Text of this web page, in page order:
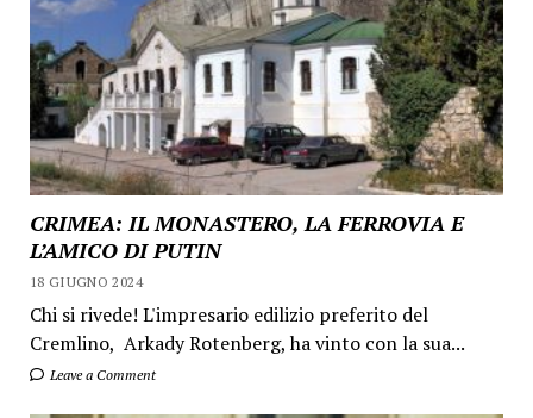
CRIMEA: IL MONASTERO, LA FERROVIA E
L’AMICO DI PUTIN
18 GIUGNO 2024
Chi si rivede! L'impresario edilizio preferito del
Cremlino, Arkady Rotenberg, ha vinto con la sua...
Leave a Comment